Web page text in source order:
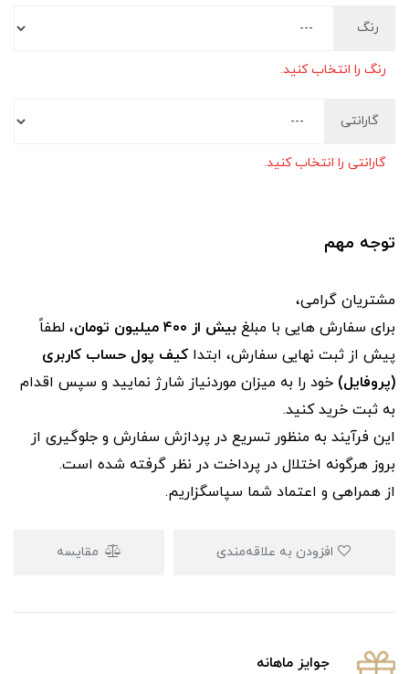
رنگ
رنگ را انتخاب کنید.
گارانتی
گارانتی را انتخاب کنید.
توجه مهم
مشتریان گرامی،
برای سفارش‌ هایی با مبلغ بیش از ۴۰۰ میلیون تومان
، لطفاً
پیش از ثبت نهایی سفارش، ابتدا کیف پول حساب کاربری
(پروفایل) خود را به میزان موردنیاز شارژ نمایید و سپس اقدام
به ثبت خرید کنید.
این فرآیند به‌ منظور تسریع در پردازش سفارش و جلوگیری از
بروز هرگونه اختلال در پرداخت در نظر گرفته شده است.
از همراهی و اعتماد شما سپاسگزاریم.
مقایسه
جوایز ماهانه